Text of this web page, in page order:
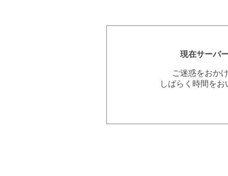
現在サーバ
ご迷惑をおか
しばらく時間を